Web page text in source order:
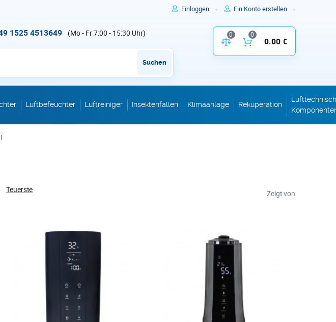
Einloggen Ein Konto erstellen
1525 4513649 (Mo - Fr 7:00 - 15:30 Uhr)
Suchen
Vergleich der Produktparameter
0
Inhalt des
0
0.00 €
Luftbefeuchter Luftreiniger Insektenfallen Klimaanlage Rekuperation
Teuerste Zeigt von